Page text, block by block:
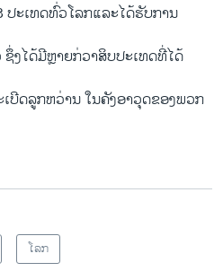
ປະ​ເທດ​ທົ່ວໂລກ​ແລະ​ໄດ້​ຮັບ​ການ​
ງ​ໄດ້​ມີ​ຫຼາຍ​ກ່ວາສິບປະ​ເທດທີ່​ໄດ້
ບີດ​ລູກ​ຫວ່ານ ​ໃນຄັງອາວຸດຂອງພວກ
ໂລກ